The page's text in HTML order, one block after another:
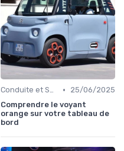
Conduite et Sécurité •
25/06/2025
Comprendre le voyant
orange sur votre tableau de
bord